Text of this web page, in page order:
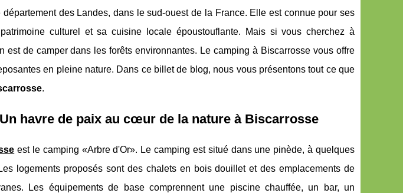
des Landes, dans le sud-ouest de la France. Elle est connue pour ses
culturel et sa cuisine locale époustouflante. Mais si vous cherchez à
de camper dans les forêts environnantes. Le camping à Biscarrosse vous offre
en pleine nature. Dans ce billet de blog, nous vous présentons tout ce que
.
havre de paix au cœur de la nature à Biscarrosse
est le camping «Arbre d'Or». Le camping est situé dans une pinède, à quelques
logements proposés sont des chalets en bois douillet et des emplacements de
Les équipements de base comprennent une piscine chauffée, un bar, un